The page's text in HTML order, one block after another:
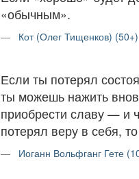
«обычным».
Кот (Олег Тищенков) (50+)
Если ты потерял
ты можешь нажить
приобрести славу — и
потерял веру в себя,
Иоганн Вольфганг Гете